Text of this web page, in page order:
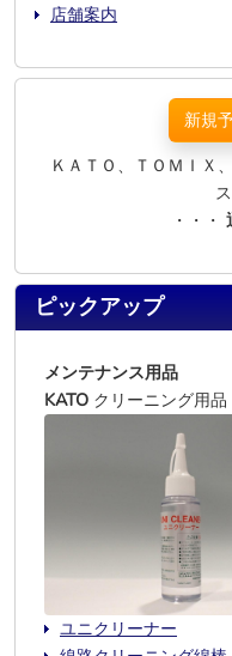
店舗案内
新規
ＫＡＴＯ、ＴＯＭＩＸ
・・・
ピックアップ
メンテナンス用品
KATO クリーニング用品
ユニクリーナー